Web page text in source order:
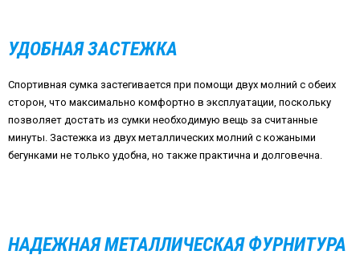
УДОБНАЯ ЗАСТЕЖКА
Спортивная сумка застегивается при помощи двух молний с обеих
сторон, что максимально комфортно в эксплуатации, поскольку
позволяет достать из сумки необходимую вещь за считанные
минуты. Застежка из двух металлических молний с кожаными
бегунками не только удобна, но также практична и долговечна.
НАДЕЖНАЯ МЕТАЛЛИЧЕСКАЯ ФУРНИТУРА